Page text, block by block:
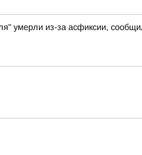
умерли из-за асфиксии,